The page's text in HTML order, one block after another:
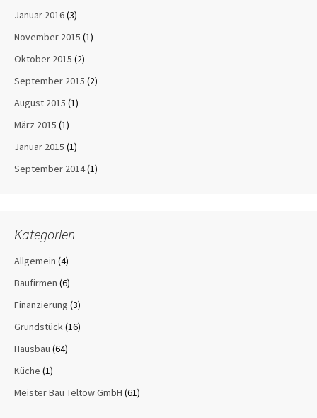
Januar 2016(3)
November 2015 (1)
Oktober 2015 (2)
September 2015 (2)
August 2015 (1)
März 2015 (1)
Januar 2015 (1)
September 2014(1)
Kategorien
Allgemein (4)
Baufirmen (6)
Finanzierung (3)
Grundstück(16)
Hausbau (64)
Küche (1)
Meister Bau Teltow GmbH (61)